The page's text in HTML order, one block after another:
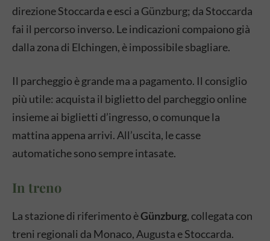
direzione Stoccarda e esci a Günzburg; da Stoccarda
fai il percorso inverso. Le indicazioni compaiono già
dalla zona di Elchingen, è impossibile sbagliare.
Il parcheggio è grande ma a pagamento. Il consiglio
più utile: acquista il biglietto del parcheggio online
insieme ai biglietti d’ingresso, o comunque la
mattina appena arrivi. All’uscita, le casse
automatiche sono sempre intasate.
In treno
La stazione di riferimento èGünzburg, collegata con
treni regionali da Monaco, Augusta e Stoccarda.